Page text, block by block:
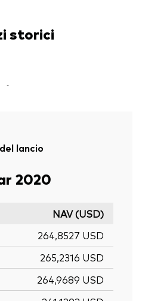
storici
-
lancio
2020
NAV (USD)
264,8527 USD
265,2316 USD
264,9689 USD